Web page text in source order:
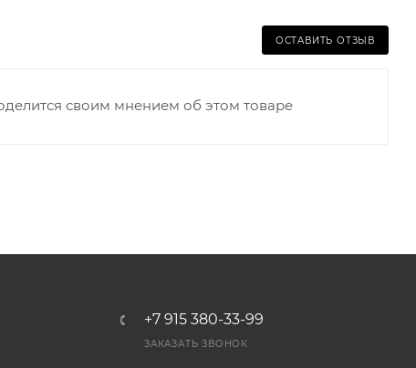
ОСТАВИТЬ ОТЗЫВ
своим мнением об этом товаре
+7 915 380-33-99
ЗАКАЗАТЬ ЗВОНОК